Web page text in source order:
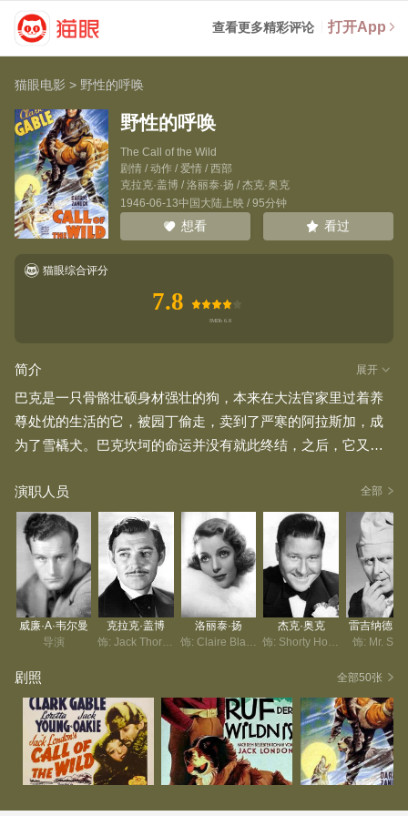
查看更多精彩评论 打开App
猫眼电影 > 野性的呼唤
野性的呼唤
The Call of the Wild
剧情 / 动作 / 爱情 / 西部
克拉克·盖博 / 洛丽泰·扬 / 杰克·奥克
1946-06-13中国大陆上映 / 95分钟
想看 看过
猫眼综合评分
7.8
简介 展开
巴克是一只骨骼壮硕身材强壮的狗，本来在大法官家里过着养
尊处优的生活的它，被园丁偷走，卖到了严寒的阿拉斯加，成
为了雪橇犬。巴克坎坷的命运并没有就此终结，之后，它又辗
此，巴克在狗群中也为了保住自己的地位而经历了巨大的挑
战。 这一次，约翰（克拉克·盖博 Clark Gable 饰）成为了巴克
的新主人，幸运的是，约翰是一个善良的男人，他不仅非常温
柔的对待巴克，还治好了它伤痕累累的身体。随着时间的推
移，一人一狗之间产生了坚实的友谊。然而，在一场意外中，
巴克被印第安人杀死了，愤怒的巴克失去了理智，它要为自己
的主人报仇。
演职人员 全部
威廉·A·韦尔曼
导演
克拉克·盖博
洛丽泰·扬
杰克·奥克
雷吉纳德·
饰: Mr.
剧照 全部50张